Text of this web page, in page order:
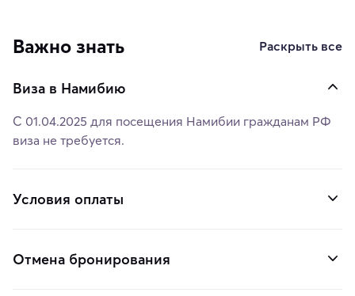
Важно знать Раскрыть все
Виза в Намибию
С 01.04.2025 для посещения Намибии гражданам РФ
виза не требуется.
Условия оплаты
Отмена бронирования